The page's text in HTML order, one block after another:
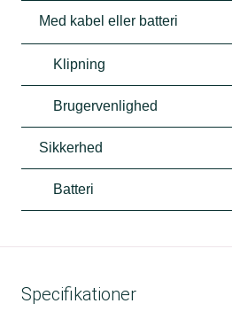
Med kabel eller batteri
Klipning
Brugervenlighed
Sikkerhed
Batteri
Specifikationer